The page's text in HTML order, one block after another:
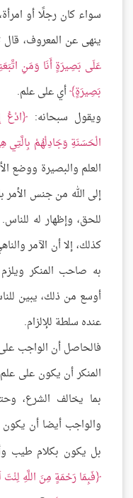
سواء كان رجلًا أو
ينهى عن المعروف، قال
عَلَى بَصِيرَةٍ أَنَا وَمَنِ
بَصِيرَةٍ أي على علم.
ويقول سبحانه:
ادْعُ
الْحَسَنَةِ وَجَادِلْهُمْ
العلم والبصيرة ووضع
إلى الله من جنس الأمر
للحق، وإظهار له
كذلك، إلا أن الآمر
به صاحب المنكر
أوسع من ذلك، يبين
عنده سلطة للإلزام.
فالحاصل أن الواجب
المنكر أن يكون على
بما يخالف الشرع،
والواجب أيضا أن
بل يكون بكلام طيب
فَبِمَا رَحْمَةٍ مِنَ اللَّهِ